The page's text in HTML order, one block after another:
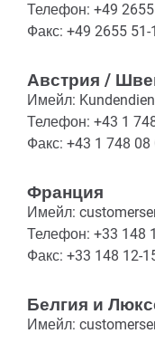
Телефон: +49
Факс: +49 2655 51-
Австрия /
Имейл:
Телефон: +43 1
Факс: +43 1 748 08
Франция
Имейл:
Телефон: +33 148
Факс: +33 148 12-
Белгия и
Имейл: